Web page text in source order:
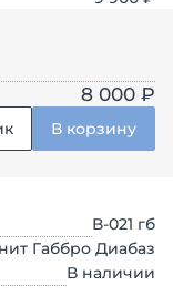
8 000 ₽
В корзину
В-021 гб
Габбро Диабаз
В наличии